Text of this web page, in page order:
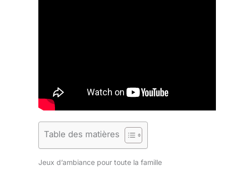
Table des matières
Jeux d’ambiance pour toute la famille